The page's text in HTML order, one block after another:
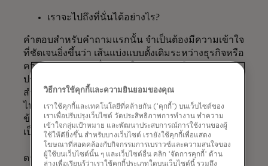
เราจะไปถึงที่นั่นได้อย่างไร?
คำตอบสำหรับคำถามแรกนั้น จำเป็นต้องมีความเข้าใจ
ที่ชัดเจนยิ่งขึ้นว่า เส้นแบ่งแบบดั้งเดิมระหว่างธุรกิจหรือ
ความบันเทิง และเรื่องภายในประเทศหรือระหว่าง
ประเทศ กำลังถูกกำหนดขึ้นใหม่อย่างไร คำตอบ
สำหรับคำถามข้อที่สองมาจากการนำความเข้าใจนั้น
ไปประยุกต์ใช้กับความร่วมมือแบบดิจิทัลเป็นหลัก และ
ข้อมูลเชิงลึกจากการแบ่งกลุ่มนักเดินทางโดยใช้ข้อมูล
เป็นหลัก
ดาวน์โหลดรายงานเพื่อศึกษาแนวคิดเกี่ยวกับวิธีการที่
วิธีการใช้คุกกี้และความยินยอมของคุณ
เราใช้คุกกี้และเทคโนโลยีที่คล้ายกัน ('คุกกี้') บนเว็บไซต์ของ
เราเพื่อปรับปรุงเว็บไซต์ วัดประสิทธิภาพการทำงาน ทำความ
เข้าใจกลุ่มเป้าหมาย และพัฒนาประสบการณ์การใช้งานของผู้
ใช้ให้ดียิ่งขึ้น สำหรับบางเว็บไซต์ เรายังใช้คุกกี้เพื่อแสดง
โฆษณาที่สอดคล้องกับกิจกรรมการเบราวซ์และความสนใจของ
ผู้ใช้บนเว็บไซต์นั้น ๆ และเว็บไซต์อื่น คลิก 'จัดการคุกกี้' ด้าน
ล่างเพื่อเรียนรู้ว่าเราใช้คุกกี้ประเภทใดบนเว็บไซต์นี้ รวมถึง